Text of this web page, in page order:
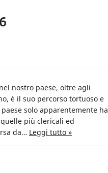
nostro paese, oltre agli
è il suo percorso tortuoso e
solo apparentemente ha
più clericali ed
da… Leggi tutto »